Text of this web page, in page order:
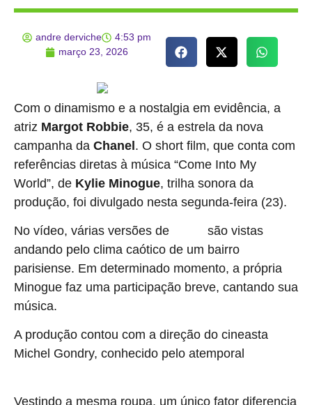
andre derviche
4:53 pm
março 23, 2026
Com o dinamismo e a nostalgia em evidência, a
atriz Margot Robbie, 35, é a estrela da nova
campanha da Chanel. O short film, que conta com
referências diretas à música “Come Into My
World”, de Kylie Minogue, trilha sonora da
produção, foi divulgado nesta segunda-feira (23).
No vídeo, várias versões de
são vistas
andando pelo clima caótico de um bairro
parisiense. Em determinado momento, a própria
Minogue faz uma participação breve, cantando sua
música.
A produção contou com a direção do cineasta
Michel Gondry, conhecido pelo atemporal
Vestindo a mesma roupa, um único fator diferencia